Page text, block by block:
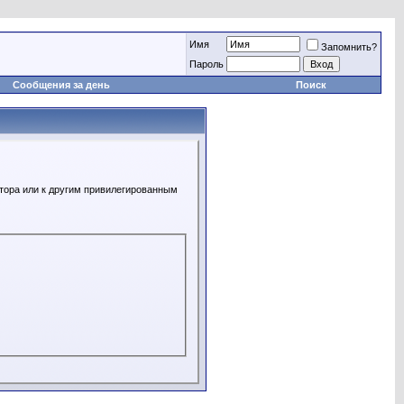
Имя
Запомнить?
Пароль
Сообщения за день Поиск
или к другим привилегированным